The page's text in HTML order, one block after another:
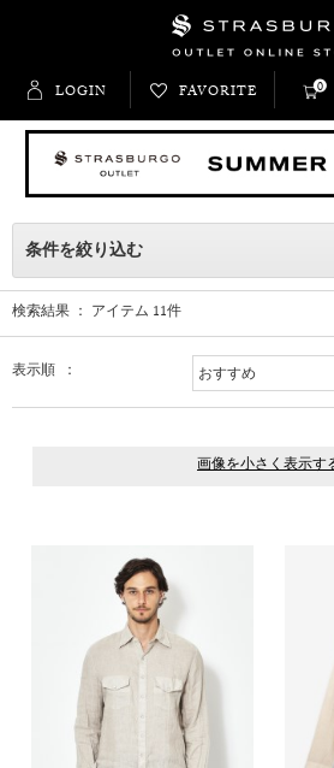
LOGIN FAVORITE 0
条件を絞り込む
検索結果 ： アイテム 11件
表示順 ：